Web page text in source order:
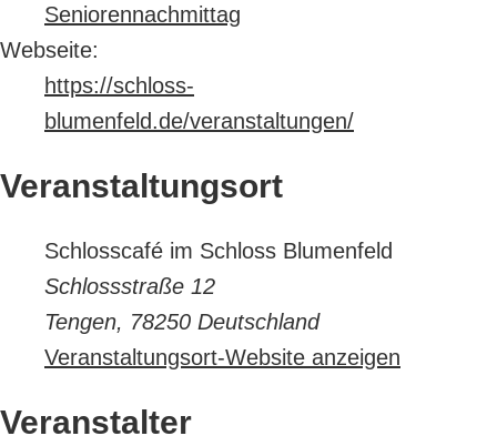
Seniorennachmittag
Webseite:
https://schloss-
blumenfeld.de/veranstaltungen/
Veranstaltungsort
Schlosscafé im Schloss Blumenfeld
Schlossstraße 12
Tengen, 78250 Deutschland
Veranstaltungsort-Website anzeigen
Veranstalter